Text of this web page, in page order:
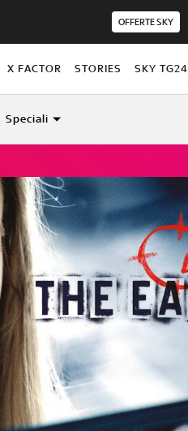
OFFERTE SKY
X FACTOR STORIES SKY TG24
Speciali